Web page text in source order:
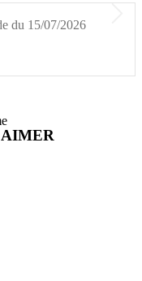
du 15/07/2026